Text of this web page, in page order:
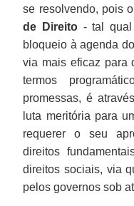
se resolvendo, pois o
de Direito- tal qual
bloqueio à agenda
via mais eficaz para
termos
promessas, é
luta meritória para
requerer o seu
direitos
direitos sociais, via
pelos governos sob